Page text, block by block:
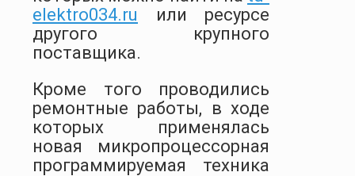
elektro034.ru или ресурсе
другого крупного
поставщика.
Кроме того проводились
ремонтные работы, в ходе
которых применялась
новая микропроцессорная
программируемая техника